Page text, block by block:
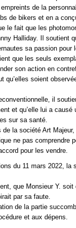
de la
de bikers et en a
le fait que les
Halliday. Il soutient
sa passion
que les seuls
son action en
qu’elles soient
il
et qu’elle lui a
sur sa santé.
de la société Art
ne pas comprendre
pour les vendre.
du 11 mars 2022,
que Monsieur Y.
par sa faute.
de la partie
et aux dépens.